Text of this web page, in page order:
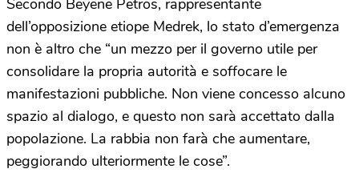
Secondo Beyene Petros, rappresentante
dell’opposizione etiope Medrek, lo stato d’emergenza
non è altro che “un mezzo per il governo utile per
consolidare la propria autorità e soffocare le
manifestazioni pubbliche. Non viene concesso alcuno
spazio al dialogo, e questo non sarà accettato dalla
popolazione. La rabbia non farà che aumentare,
peggiorando ulteriormente le cose”.